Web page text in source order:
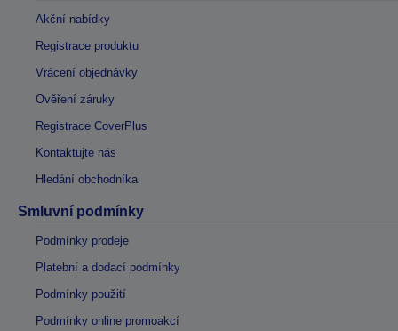
Akční nabídky
Registrace produktu
Vrácení objednávky
Ověření záruky
Registrace CoverPlus
Kontaktujte nás
Hledání obchodníka
Smluvní podmínky
Podmínky prodeje
Platební a dodací podmínky
Podmínky použití
Podmínky online promoakcí